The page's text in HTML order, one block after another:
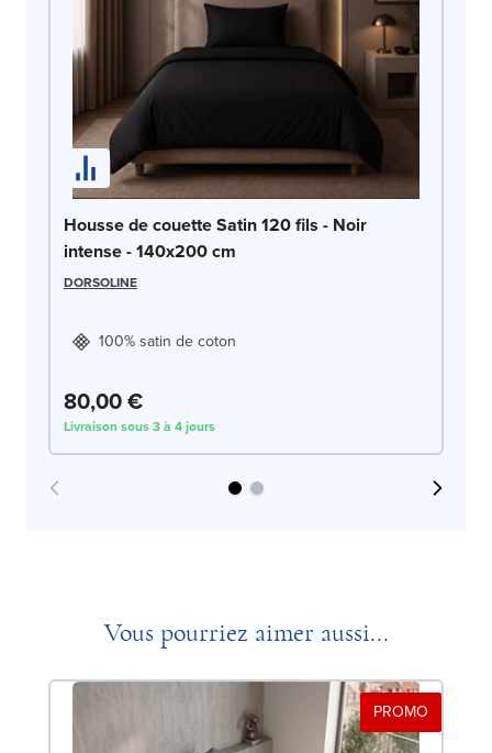
Housse de couette Satin 120 fils - Noir
intense - 140x200 cm
DORSOLINE
100% satin de coton
80,00 €
Livraison sous 3 à 4 jours
Vous pourriez aimer aussi...
PROMO